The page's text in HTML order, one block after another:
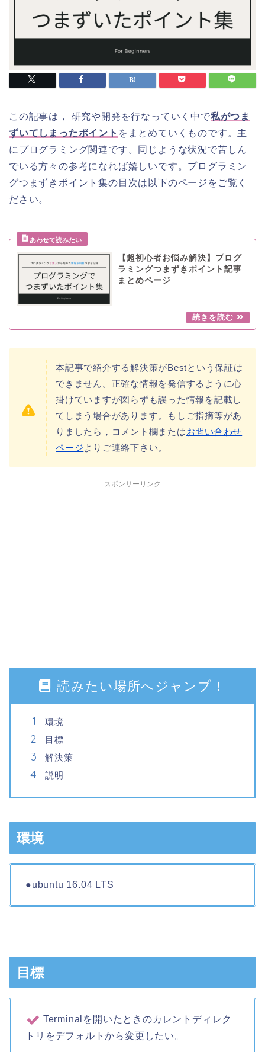
この記事は， 研究や開発を行なっていく中で私がつま
ずいてしまったポイント をまとめていくものです。主
にプログラミング関連です。同じような状況で苦しん
でいる方々の参考になれば嬉しいです。プログラミン
グつまずきポイント集の目次は以下のページをご覧く
ださい。
【超初心者お悩み解決】プログ
ラミングつまずきポイント記事
まとめページ
本記事で紹介する解決策がBestという保証は
できません。正確な情報を発信するように心
掛けていますが図らずも誤った情報を記載し
てしまう場合があります。もしご指摘等があ
りましたら，コメント欄またはお問い合わせ
ページよりご連絡下さい。
スポンサーリンク
読みたい場所へジャンプ！
環境
目標
解決策
説明
環境
●ubuntu 16.04 LTS
目標
Terminalを開いたときのカレントディレク
トリをデフォルトから変更したい。